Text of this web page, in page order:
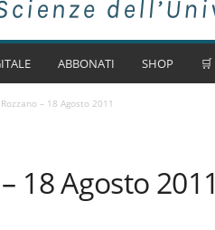
ABBONATI SHOP 🛒
– 18 Agosto 2011
18 Agosto 2011